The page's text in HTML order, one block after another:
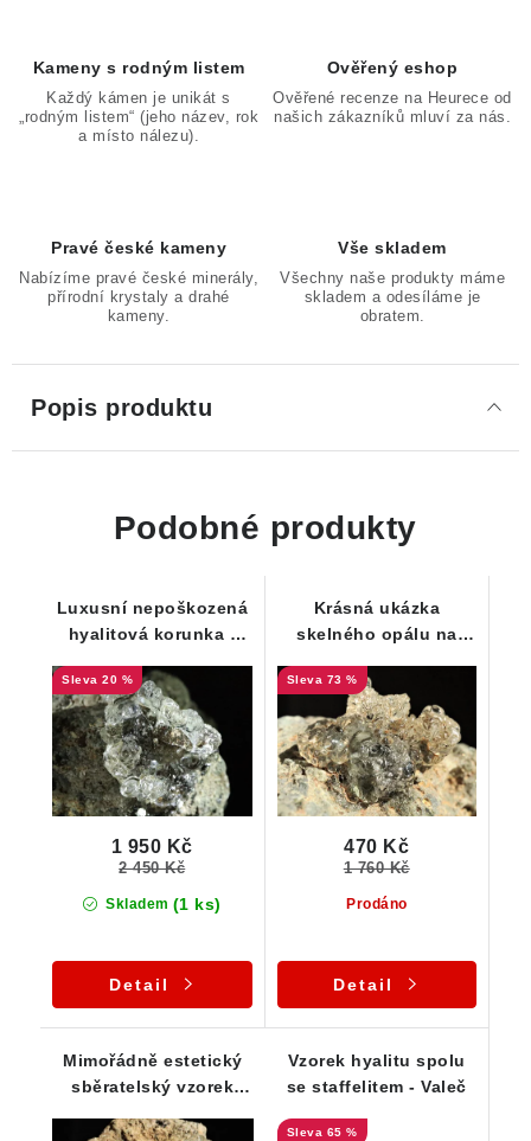
Kameny s rodným listem
Každý kámen je unikát s
„rodným listem“ (jeho název, rok
a místo nálezu).
Ověřený eshop
Ověřené recenze na Heurece od
našich zákazníků mluví za nás.
Pravé české kameny
Nabízíme pravé české minerály,
přírodní krystaly a drahé
kameny.
Vše skladem
Všechny naše produkty máme
skladem a odesíláme je
obratem.
Popis produktu
Podobné produkty
Luxusní nepoškozená
hyalitová korunka -
20 %
Skladem (1 ks)
1 950 Kč
2 450 Kč
Detail
Krásná ukázka
skelného opálu na
hornině
73 %
Prodáno
470 Kč
1 760 Kč
Detail
Mimořádně estetický
sběratelský vzorek
Vzorek hyalitu spolu
se staffelitem - Valeč
65 %